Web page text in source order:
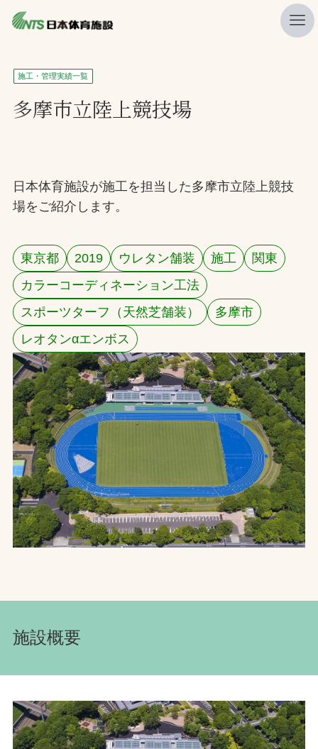
私たちの強み
ニュース
製品・サービス一覧
施工・管理実績一覧
採用情報
お問合せ
お取引先の皆様へ
プライバシーポリシー
ソーシャルメディアポリシー
Instagram
Facebook
YouTube
文字の見えづらさや操作にお困りの方へ
施工・管理実績一覧
多摩市立陸上競技場
日本体育施設が施工を担当した多摩市立陸上競技
場をご紹介します。
東京都 2019 ウレタン舗装 施工
関東
カラーコーディネーション工法
スポーツターフ（天然芝舗装）
多摩市
レオタンαエンボス
施設概要